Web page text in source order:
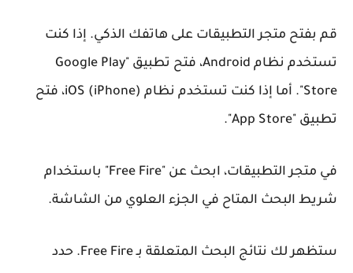
قم بفتح متجر التطبيقات على هاتفك الذكي. إذا كنت
تستخدم نظام Android، فتح تطبيق "Google Play
Store". أما إذا كنت تستخدم نظام iOS (iPhone)، فتح
تطبيق "App Store".
في متجر التطبيقات، ابحث عن "Free Fire" باستخدام
شريط البحث المتاح في الجزء العلوي من الشاشة.
ستظهر لك نتائج البحث المتعلقة بـ Free Fire. حدد